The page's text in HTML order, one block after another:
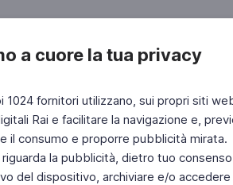
a cuore la tua privacy
1024 fornitori utilizzano, sui propri siti
Rai e facilitare la navigazione e,
il consumo e proporre pubblicità mirata.
la pubblicità, dietro tuo
del dispositivo, archiviare e/o